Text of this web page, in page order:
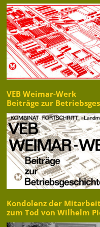
VEB Weimar-Werk
Beiträge zur
Kondolenz der
zum Tod von Wilhelm